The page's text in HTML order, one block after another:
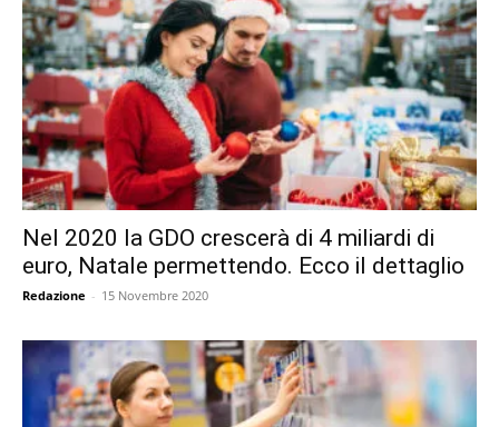
Nel 2020 la GDO crescerà di 4 miliardi di
euro, Natale permettendo. Ecco il dettaglio
Redazione - 15 Novembre 2020